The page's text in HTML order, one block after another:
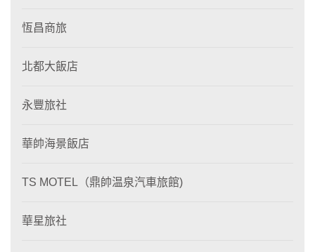
恆昌商旅
北都大飯店
永豐旅社
華帥海景飯店
TS MOTEL（鼎帥温泉汽車旅館)
華星旅社